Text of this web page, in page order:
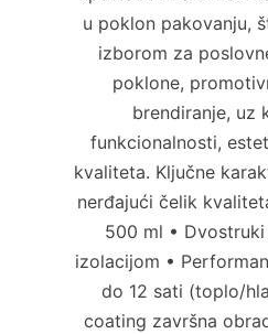
u poklon pakovanju,
izborom za
poklone,
brendiranje, uz
funkcionalnosti,
kvaliteta. Ključne
nerđajući čelik
500 ml •
izolacijom •
do 12 sati (toplo/
coating završna